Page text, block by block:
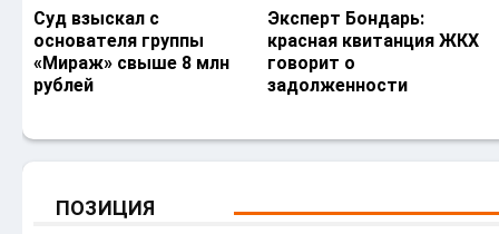
Суд взыскал с
основателя группы
«Мираж» свыше 8 млн
рублей
Эксперт Бондарь:
красная квитанция ЖКХ
говорит о
задолженности
ПОЗИЦИЯ